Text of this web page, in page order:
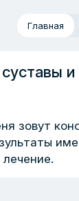
Главная
зовут